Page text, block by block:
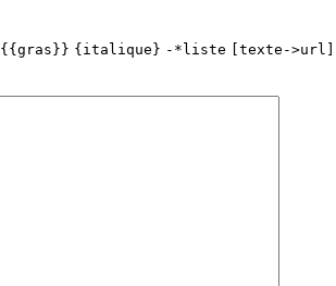
{{gras}} {italique} -*liste [texte->url]